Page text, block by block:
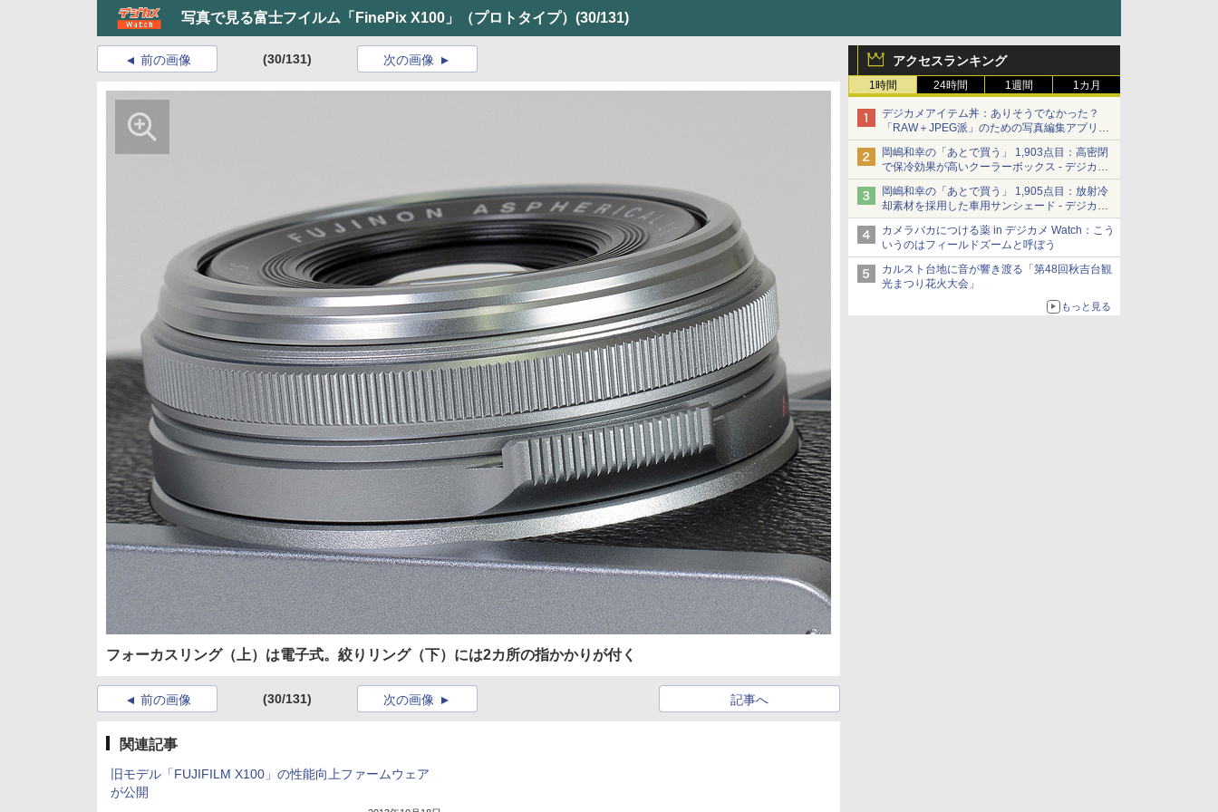
写真で見る富士フイルム「FinePix X100」（プロトタイプ） (30/131)
アクセスランキング
1時間 24時間 1週間 1カ月
デジカメアイテム丼：ありそうでなかった？
「RAW＋JPEG派」のための写真編集アプリ
カメラデフォルトのJPEGを大切にする
「Filmator」
岡嶋和幸の「あとで買う」 1,903点目：高密閉
で保冷効果が高いクーラーボックス - デジカメ
Watch
岡嶋和幸の「あとで買う」 1,905点目：放射冷
却素材を採用した車用サンシェード - デジカメ
Watch
カメラバカにつける薬 in デジカメ Watch：こう
いうのはフィールドズームと呼ぼう
カルスト台地に音が響き渡る「第48回秋吉台観
光まつり花火大会」
もっと見る
前の画像 (30/131) 次の画像
フォーカスリング（上）は電子式。絞りリング（下）には2カ所の指かかりが付く
前の画像 (30/131) 記事へ
次の画像
関連記事
旧モデル「FUJIFILM X100」の性能向上ファームウェア
が公開